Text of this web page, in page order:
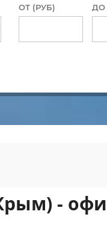
ОТ (РУБ) ДО
-